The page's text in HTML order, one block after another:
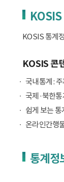
KOSIS
KOSIS 통계
KOSIS 콘
국내통계 :
국제·북한
쉽게 보는 통
온라인간행
통계정